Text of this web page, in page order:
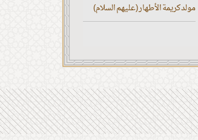
مولد كريمة الأطهار (عليهم السلام)